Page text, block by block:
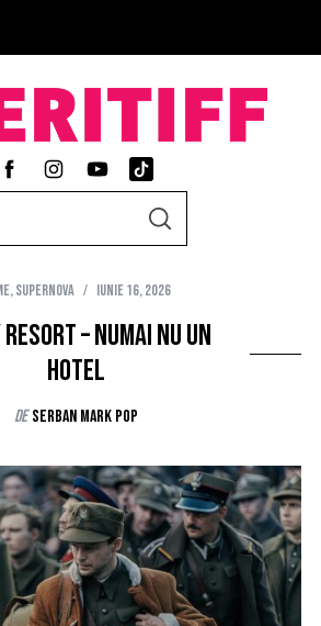
S
C
H
,Supernova iunie 16, 2026
– numai nu un
hotel
de Serban Mark Pop